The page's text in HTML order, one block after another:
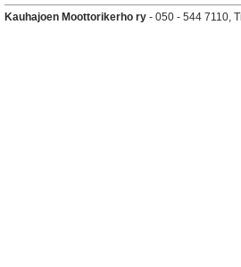
Kauhajoen Moottorikerho ry - 050 - 544 7110,